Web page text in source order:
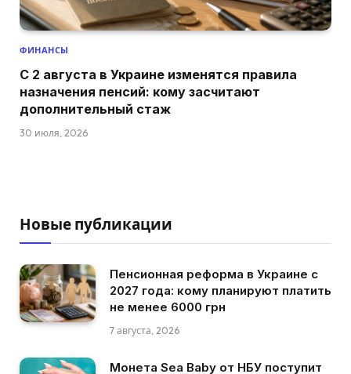
ФИНАНСЫ
С 2 августа в Украине изменятся правила
назначения пенсий: кому засчитают
дополнительный стаж
30 июля, 2026
Новые публикации
Пенсионная реформа в Украине с
2027 года: кому планируют платить
не менее 6000 грн
7 августа, 2026
Монета Sea Baby от НБУ поступит